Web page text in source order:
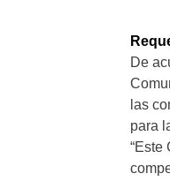
De
las
para
“Este